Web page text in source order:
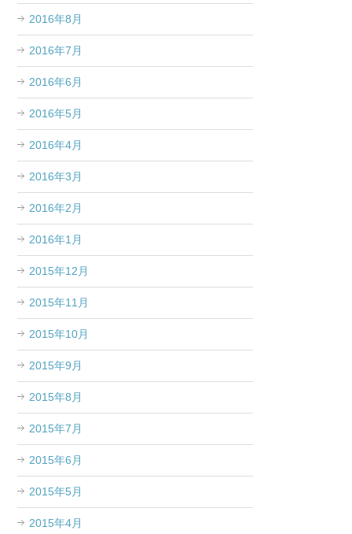
2016年8月
2016年7月
2016年6月
2016年5月
2016年4月
2016年3月
2016年2月
2016年1月
2015年12月
2015年11月
2015年10月
2015年9月
2015年8月
2015年7月
2015年6月
2015年5月
2015年4月